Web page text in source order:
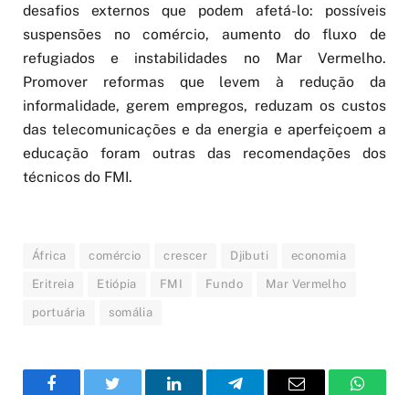
desafios externos que podem afetá-lo: possíveis
suspensões no comércio, aumento do fluxo de
refugiados e instabilidades no Mar Vermelho.
Promover reformas que levem à redução da
informalidade, gerem empregos, reduzam os custos
das telecomunicações e da energia e aperfeiçoem a
educação foram outras das recomendações dos
técnicos do FMI.
África comércio crescer Djibuti economia
Eritreia Etiópia FMI Fundo Mar Vermelho
portuária somália